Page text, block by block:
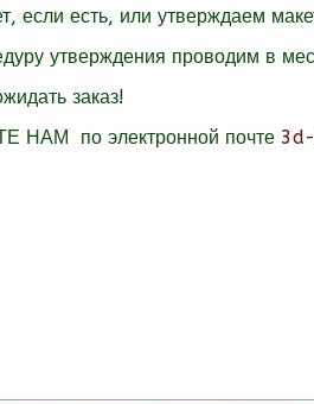
если есть, или утверждаем
утверждения проводим в
заказ!
НАМ по электронной почте